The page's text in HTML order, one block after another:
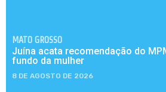
MATO GROSSO
Juína acata recomendação do
fundo da mulher
8 DE AGOSTO DE 2026